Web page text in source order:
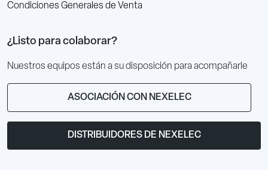
Condiciones Generales de Venta
¿Listo para colaborar?
Nuestros equipos están a su disposición para acompañarle
ASOCIACIÓN CON NEXELEC
DISTRIBUIDORES DE NEXELEC